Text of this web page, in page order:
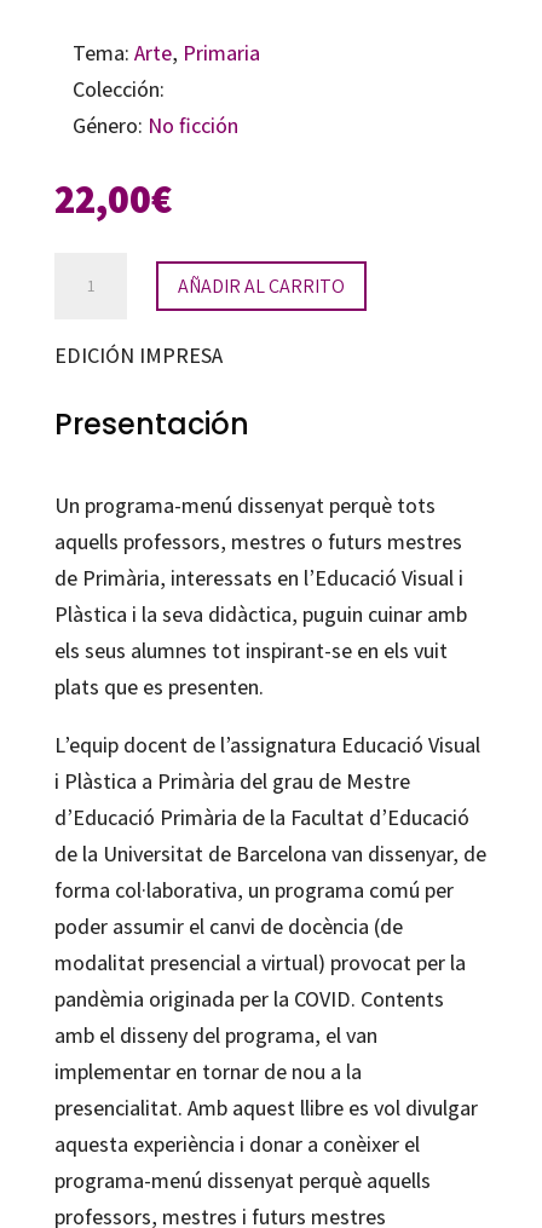
Tema: Arte, Primaria
Colección:
Género: No ficción
22,00€
un
de
AÑADIR AL CARRITO
EDICIÓN IMPRESA
Presentación
Un programa-menú dissenyat perquè tots
aquells professors, mestres o futurs mestres
de Primària, interessats en l’Educació Visual i
Plàstica i la seva didàctica, puguin cuinar amb
els seus alumnes tot inspirant-se en els vuit
plats que es presenten.
L’equip docent de l’assignatura Educació Visual
i Plàstica a Primària del grau de Mestre
d’Educació Primària de la Facultat d’Educació
de la Universitat de Barcelona van dissenyar, de
forma col·laborativa, un programa comú per
poder assumir el canvi de docència (de
modalitat presencial a virtual) provocat per la
pandèmia originada per la COVID. Contents
amb el disseny del programa, el van
implementar en tornar de nou a la
presencialitat. Amb aquest llibre es vol divulgar
aquesta experiència i donar a conèixer el
programa-menú dissenyat perquè aquells
professors, mestres i futurs mestres